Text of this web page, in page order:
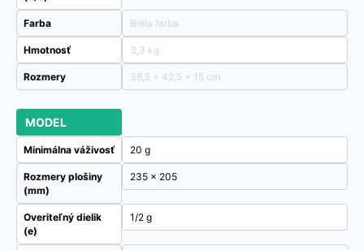
Farba Biela farba
Hmotnosť 3,3 kg
Rozmery 38,5 × 42,5 × 15 cm
MODEL
Minimálna váživosť 20 g
Rozmery plošiny
(mm)
235 x 205
Overiteľný dielik
(e)
1/2 g